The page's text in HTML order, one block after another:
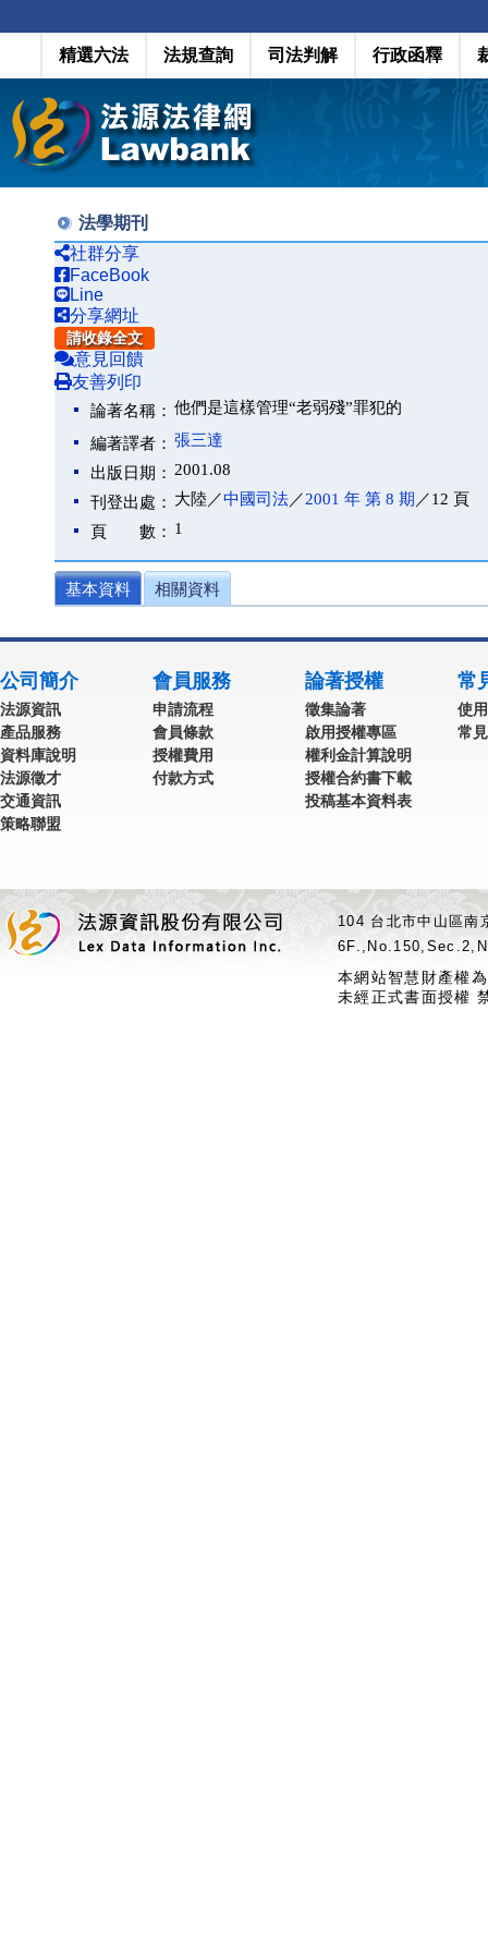
精選六法 法規查詢 司法判解 行政函釋
法學期刊
社群分享
FaceBook
Line
分享網址
請收錄全文
意見回饋
友善列印
論著名稱： 他們是這樣管理“老弱殘”罪犯的
編著譯者： 張三達
出版日期： 2001.08
刊登出處： 大陸／中國司法／2001 年 第 8 期 ／12 頁
頁 數： 1
基本資料 相關資料
公司簡介
法源資訊
產品服務
資料庫說明
法源徵才
交通資訊
策略聯盟
會員服務
申請流程
會員條款
授權費用
付款方式
論著授權
徵集論著
啟用授權專區
權利金計算說明
授權合約書下載
投稿基本資料表
常
使
常
104 台北市中山區
本網站智慧財產權
未經正式書面授權